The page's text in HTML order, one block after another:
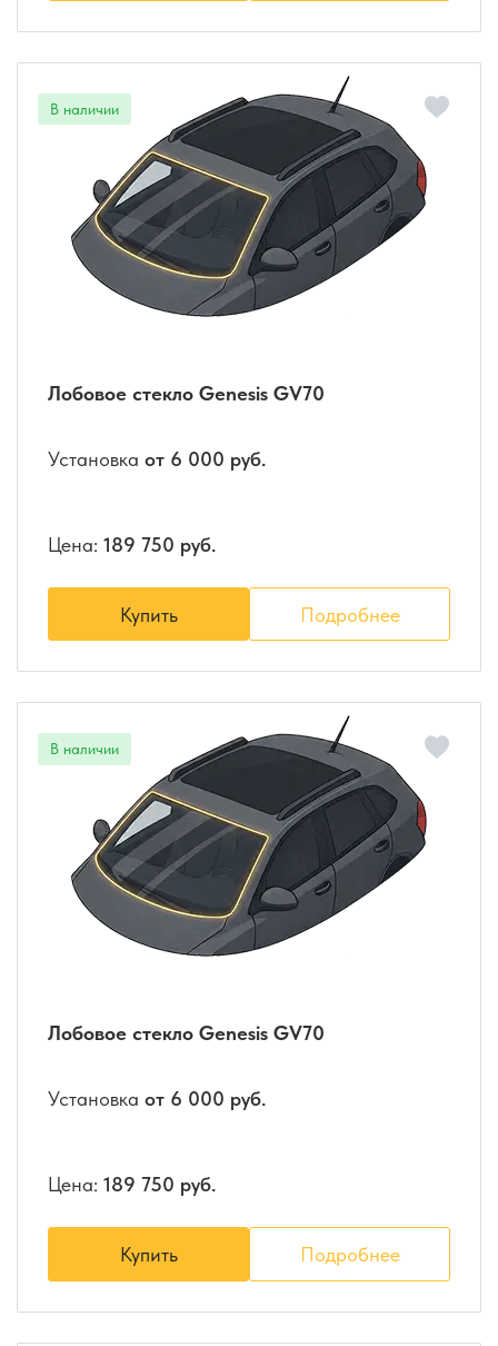
Лобовое стекло Genesis GV70
Установка от 6 000 руб.
Цена: 189 750 руб.
Купить Подробнее
Лобовое стекло Genesis GV70
Установка от 6 000 руб.
Цена: 189 750 руб.
Купить Подробнее